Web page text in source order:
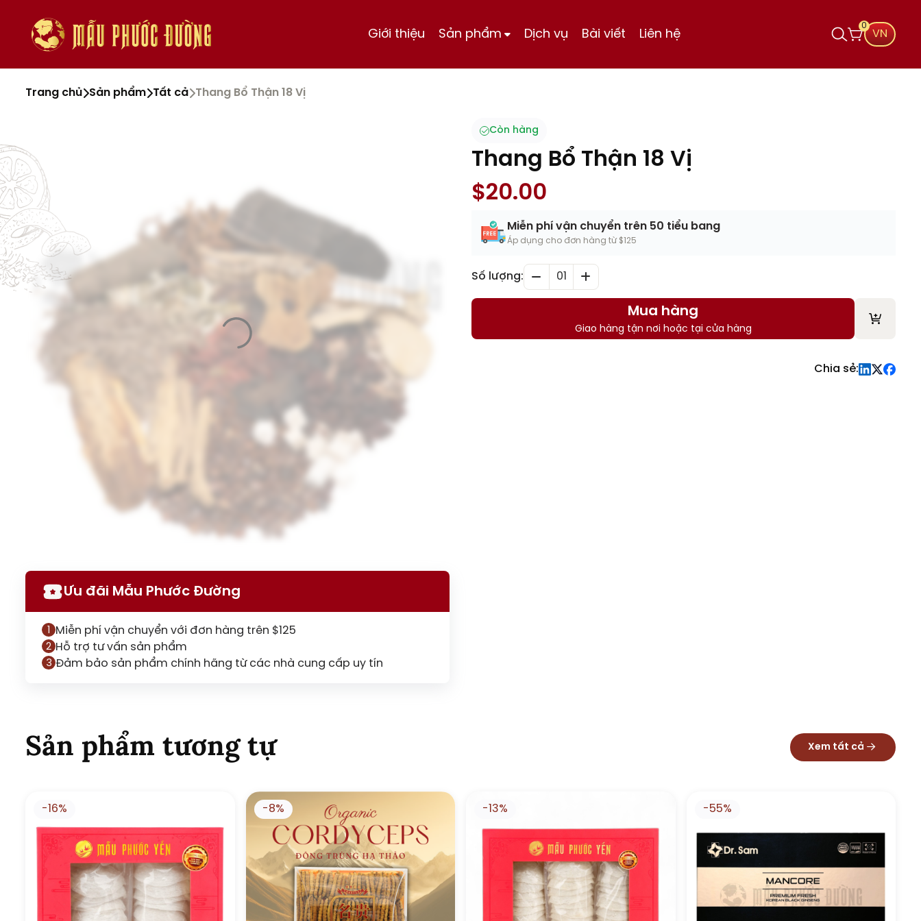
Giới thiệu Sản phẩm Dịch vụ Bài viết Liên hệ
0
VN
Trang chủ Sản phẩm Tất cả Thang Bổ Thận 18 Vị
Ưu đãi Mẫu Phước Đường
1 Miễn phí vận chuyển với đơn hàng trên $125
2 Hỗ trợ tư vấn sản phẩm
3 Đảm bảo sản phẩm chính hãng từ các nhà cung cấp uy tín
Còn hàng
Thang Bổ Thận 18 Vị
$20.00
Miễn phí vận chuyển trên 50 tiểu bang
Áp dụng cho đơn hàng từ $125
Số lượng: 01
Mua hàng
Giao hàng tận nơi hoặc tại cửa hàng
Chia sẻ:
Sản phẩm tương tự Xem tất cả
-16% -8% -13% -55%